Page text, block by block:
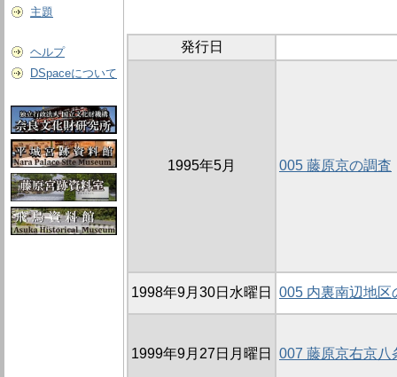
主題
ヘルプ
DSpaceについて
発行日
1995年5月 005 藤原京の調査
1998年9月30日水曜日 005 内裏南辺地
1999年9月27日月曜日 007 藤原京右京